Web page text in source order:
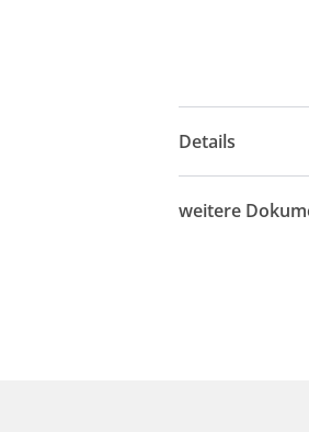
Details
weitere